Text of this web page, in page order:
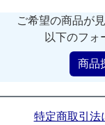
ご希望の商品が
以下のフォ
商品
特定商取引法